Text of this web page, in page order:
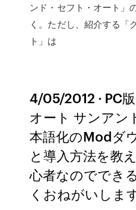
ンド・セフト・オート」
く。ただし、紹介する「
ト」は
4/05/2012 · PC
オート サンアン
本語化のModダ
と導入方法を教
心者なのででき
くおねがいします